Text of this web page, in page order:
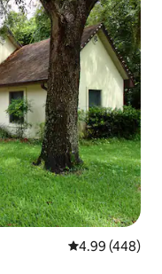
Calificación
4.99 (448)